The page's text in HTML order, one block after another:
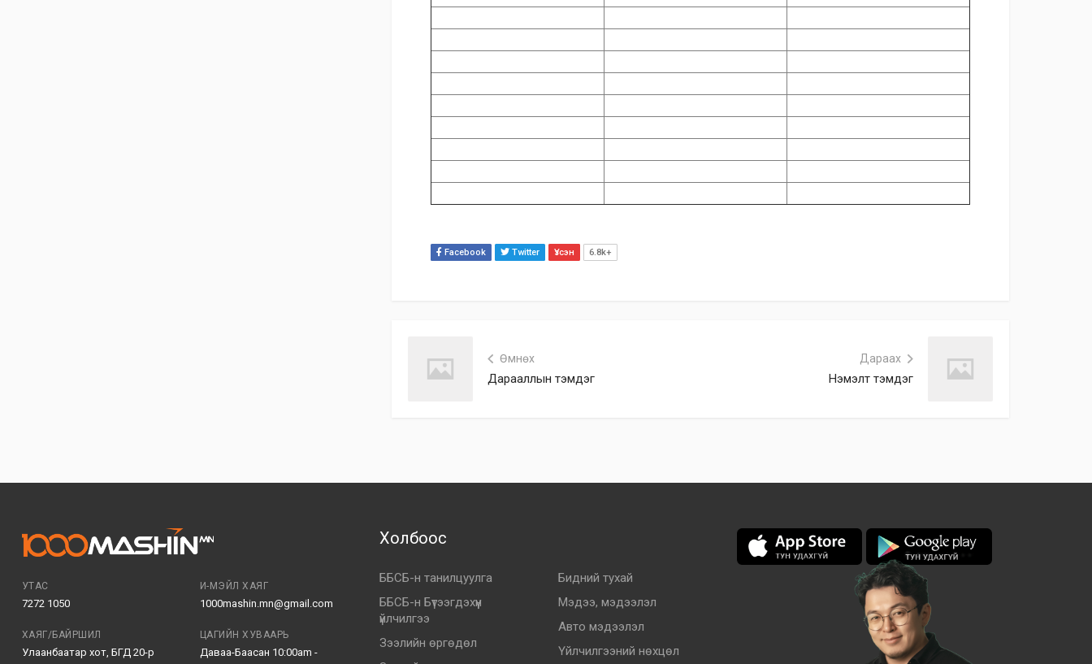
Facebook Twitter Үзсэн 6.8k+
Өмнөх
Дарааллын тэмдэг
Дараах
Нэмэлт тэмдэг
УТАС
7272 1050
И-МЭЙЛ ХАЯГ
1000mashin.mn@gmail.com
ХАЯГ/БАЙРШИЛ
Улаанбаатар хот, БГД 20-р
ЦАГИЙН ХУВААРЬ
Даваа-Баасан 10:00am -
Холбоос
ББСБ-н танилцуулга
ББСБ-н Бүтээгдэхүүн
үйлчилгээ
Зээлийн өргөдөл
Бидний тухай
Мэдээ, мэдээлэл
Авто мэдээлэл
Үйлчилгээний нөхцөл